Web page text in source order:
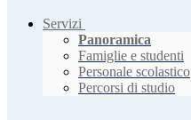
Servizi
Panoramica
Famiglie e studenti
Personale scolastico
Percorsi di studio